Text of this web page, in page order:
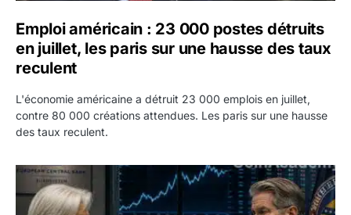
Emploi américain : 23 000 postes détruits
en juillet, les paris sur une hausse des taux
reculent
L'économie américaine a détruit 23 000 emplois en juillet,
contre 80 000 créations attendues. Les paris sur une hausse
des taux reculent.
Yen : Washington a vendu des euros sans prévenir la